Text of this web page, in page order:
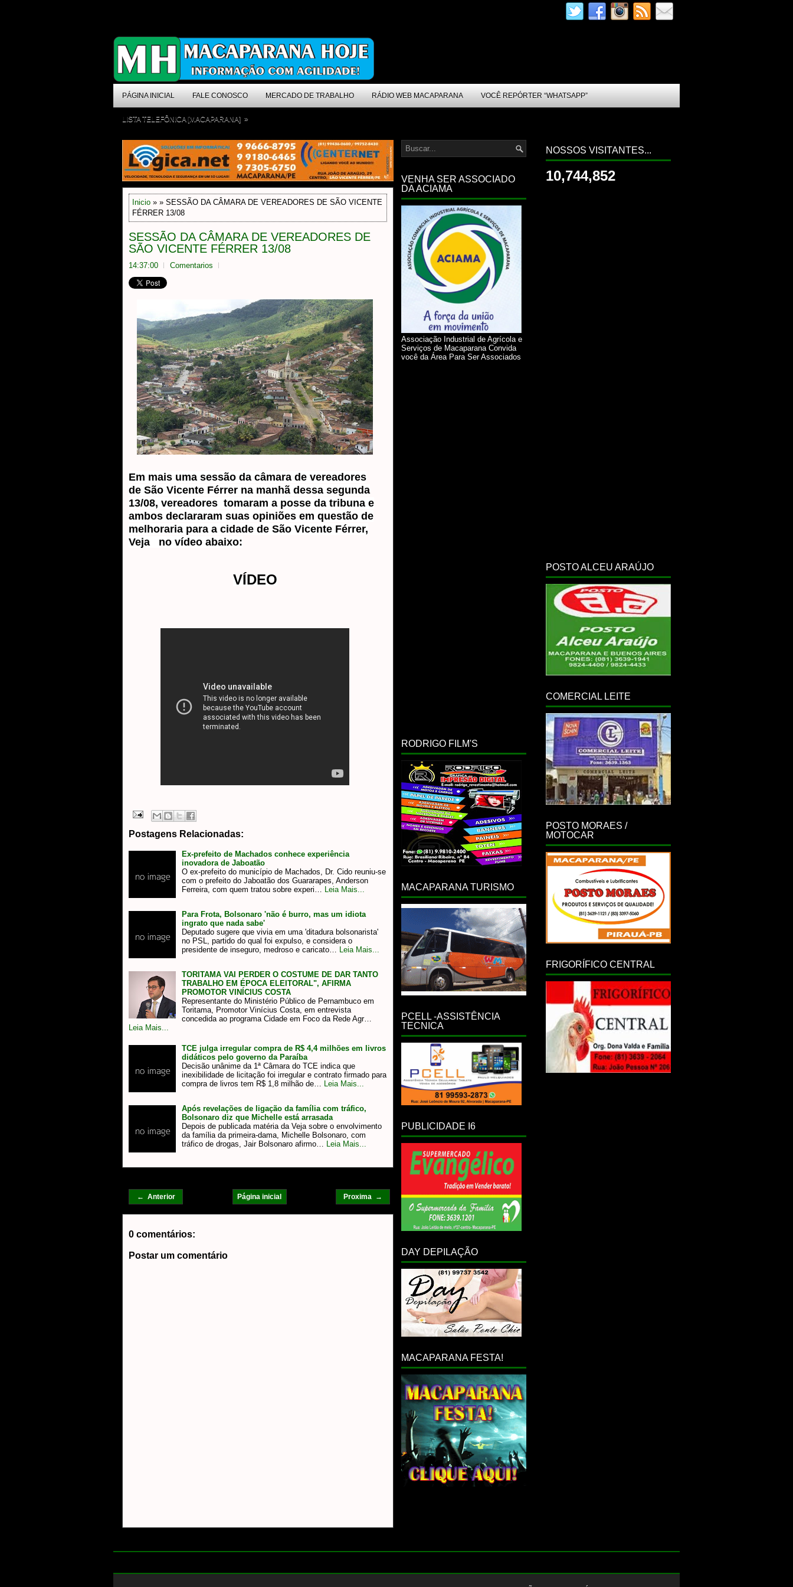
PÁGINA INICIAL FALE CONOSCO MERCADO DE TRABALHO RÁDIO WEB MACAPARANA VOCÊ REPÓRTER “WHATSAPP”
LISTA TELEFÔNICA [MACAPARANA] »
Inicio » » SESSÃO DA CÂMARA DE VEREADORES DE SÃO VICENTE
FÉRRER 13/08
SESSÃO DA CÂMARA DE VEREADORES DE
SÃO VICENTE FÉRRER 13/08
14:37:00 Comentarios
Em mais uma sessão da câmara de vereadores
de São Vicente Férrer na manhã dessa segunda
13/08, vereadores tomaram a posse da tribuna e
ambos declararam suas opiniões em questão de
melhoraria para a cidade de São Vicente Férrer,
Veja no vídeo abaixo:
VÍDEO
Postagens Relacionadas:
Ex-prefeito de Machados conhece experiência
inovadora de Jaboatão
O ex-prefeito do município de Machados, Dr. Cido reuniu-se
com o prefeito do Jaboatão dos Guararapes, Anderson
Ferreira, com quem tratou sobre experi…
Leia Mais...
Para Frota, Bolsonaro 'não é burro, mas um idiota
ingrato que nada sabe'
Deputado sugere que vivia em uma 'ditadura bolsonarista'
no PSL, partido do qual foi expulso, e considera o
presidente de inseguro, medroso e caricato…
Leia Mais...
TORITAMA VAI PERDER O COSTUME DE DAR TANTO
TRABALHO EM ÉPOCA ELEITORAL", AFIRMA
PROMOTOR VINÍCIUS COSTA
Representante do Ministério Público de Pernambuco em
Toritama, Promotor Vinícius Costa, em entrevista
concedida ao programa Cidade em Foco da Rede Agr…
Leia Mais...
TCE julga irregular compra de R$ 4,4 milhões em livros
didáticos pelo governo da Paraíba
Decisão unânime da 1ª Câmara do TCE indica que
inexibilidade de licitação foi irregular e contrato firmado para
compra de livros tem R$ 1,8 milhão de…
Leia Mais...
Após revelações de ligação da família com tráfico,
Bolsonaro diz que Michelle está arrasada
Depois de publicada matéria da Veja sobre o envolvimento
da família da primeira-dama, Michelle Bolsonaro, com
tráfico de drogas, Jair Bolsonaro afirmo…
Leia Mais...
← Anterior Proxima →
Página inicial
0 comentários:
Postar um comentário
VENHA SER ASSOCIADO
DA ACIAMA
Associação Industrial de Agrícola e
Serviços de Macaparana Convida
você da Área Para Ser Associados
RODRIGO FILM'S
MACAPARANA TURISMO
PCELL -ASSISTÊNCIA
TECNICA
PUBLICIDADE I6
DAY DEPILAÇÃO
MACAPARANA FESTA!
NOSSOS VISITANTES...
10,744,852
POSTO ALCEU ARAÚJO
COMERCIAL LEITE
POSTO MORAES /
MOTOCAR
FRIGORÍFICO CENTRAL